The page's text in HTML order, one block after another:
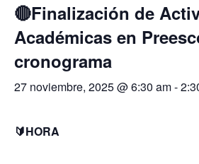
🔴Finalización de
Académicas en
cronograma
27 noviembre, 2025 @ 6:30 am-
🔰HORA